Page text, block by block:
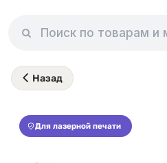
Назад
Для лазерной печати